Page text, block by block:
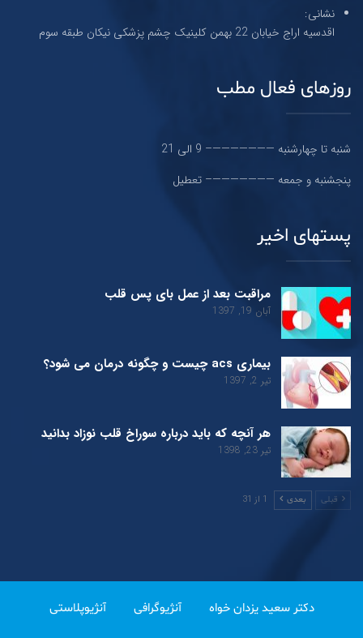
نشانی:
اقدسیه اراج خیابان 22 بهمن کلینیک چشم پزشکی نیکان طبقه سوم
روزهای فعال مطب
شنبه تا چهارشنبه ———————– 9 الی 21
پنجشنبه و جمعه ———————– تعطیل
پستهای اخیر
مراقبت بعد از عمل بای پس قلب
آبان 19, 1397
بیماری acs چیست و چگونه درمان می شود؟
تیر 2, 1397
هر آنچه که باید درباره سوراخ قلب نوزاد بدانید
تیر 23, 1398
قبلی بعدی 1 از 31
دکتر سعید یزدان خواه آنژیوگرافی آنژیوپلاستی